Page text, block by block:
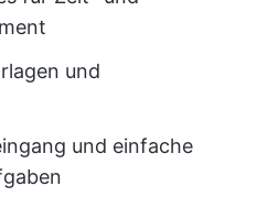
und
und einfache